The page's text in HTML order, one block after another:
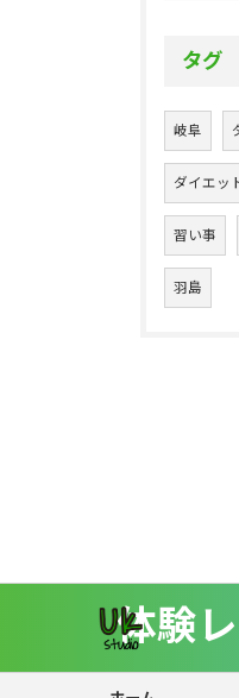
タグ
岐阜
ダイエッ
習い事
羽島
体験